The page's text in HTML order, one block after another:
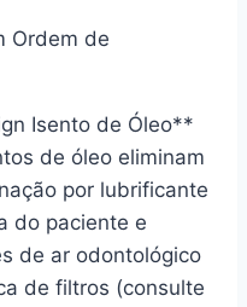
Ordem de
Isento de Óleo**
de óleo eliminam
por lubrificante
do paciente e
de ar odontológico
de filtros (consulte